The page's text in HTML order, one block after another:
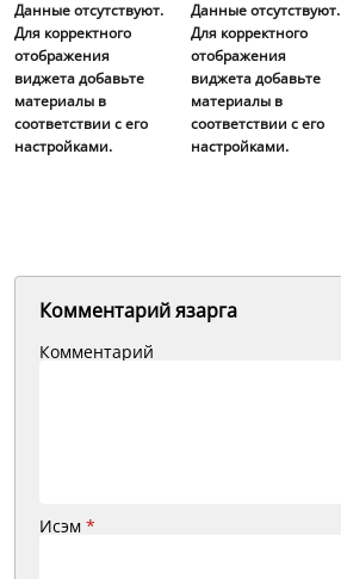
Данные отсутствуют.
Для корректного
отображения
виджета добавьте
материалы в
соответствии с его
настройками.
Данные отсутствуют.
Для корректного
отображения
виджета добавьте
материалы в
соответствии с его
настройками.
Комментарий язарга
Комментарий
Исэм *